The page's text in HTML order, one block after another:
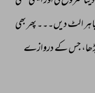
باہر الٹ دیں۔۔۔ پھر بھی
جس کے دروازے